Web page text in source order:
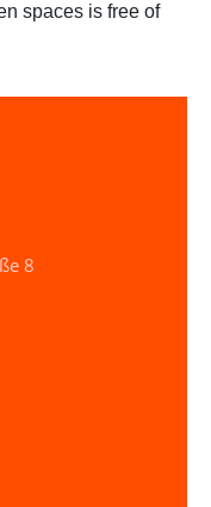
spaces is free of
8